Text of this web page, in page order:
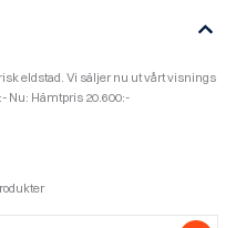
eldstad. Vi säljer nu ut vårt visnings
Nu: Hämtpris 20.600:-